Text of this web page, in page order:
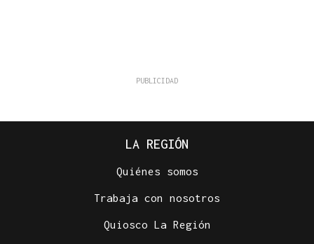
LA REGIÓN
Quiénes somos
Trabaja con nosotros
Quiosco La Región